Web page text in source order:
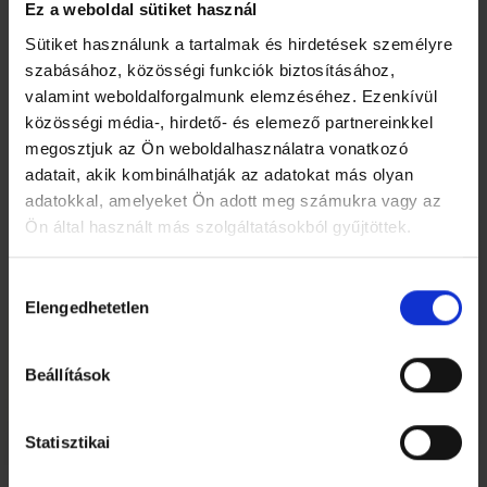
Ez a weboldal sütiket használ
Sütiket használunk a tartalmak és hirdetések személyre
szabásához, közösségi funkciók biztosításához,
valamint weboldalforgalmunk elemzéséhez. Ezenkívül
közösségi média-, hirdető- és elemező partnereinkkel
megosztjuk az Ön weboldalhasználatra vonatkozó
adatait, akik kombinálhatják az adatokat más olyan
adatokkal, amelyeket Ön adott meg számukra vagy az
Ön által használt más szolgáltatásokból gyűjtöttek.
kiválasztása
Elengedhetetlen
Beállítások
Statisztikai
Ez a modell állítható háttámlával rendelkezik, amely
különböző pozíciókba dönthető az optimális ülési
kényelem érdekében. A háttámla dőlésszöge egy kézzel,
egyszerűen rugalmasabb ülőpozícióba állítható.